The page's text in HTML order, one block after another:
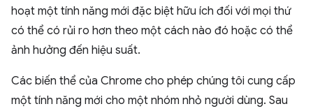
hoạt một tính năng mới đặc biệt hữu ích đối với mọi thứ
có thể có rủi ro hơn theo một cách nào đó hoặc có thể
ảnh hưởng đến hiệu suất.
Các biến thể của Chrome cho phép chúng tôi cung cấp
một tính năng mới cho một nhóm nhỏ người dùng. Sau